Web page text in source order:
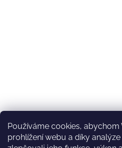
Používáme cookies,
prohlížení webu a díky